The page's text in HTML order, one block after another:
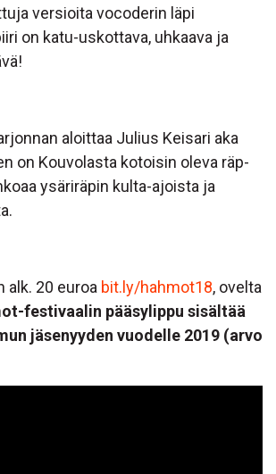
versioita vocoderin läpi
on katu-uskottava, uhkaava ja
aloittaa Julius Keisari aka
on Kouvolasta kotoisin oleva räp-
ysäriräpin kulta-ajoista ja
alk. 20 euroa bit.ly/hahmot18, ovelta
festivaalin pääsylippu sisältää
jäsenyyden vuodelle 2019 (arvo